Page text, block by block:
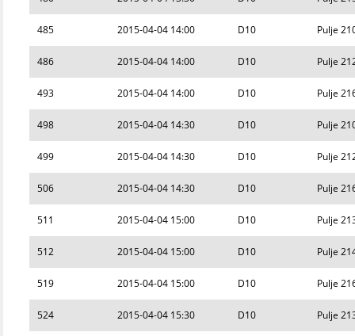
485 2015-04-04 14:00 D10 Pulje
486 2015-04-04 14:00 D10 Pulje
493 2015-04-04 14:00 D10 Pulje
498 2015-04-04 14:30 D10 Pulje
499 2015-04-04 14:30 D10 Pulje
506 2015-04-04 14:30 D10 Pulje
511 2015-04-04 15:00 D10 Pulje
512 2015-04-04 15:00 D10 Pulje
519 2015-04-04 15:00 D10 Pulje
524 2015-04-04 15:30 D10 Pulje